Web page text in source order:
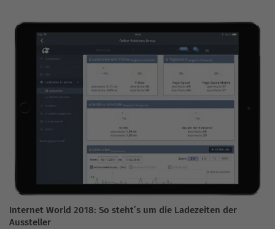
Internet World 2018: So steht’s um die Ladezeiten der
Aussteller